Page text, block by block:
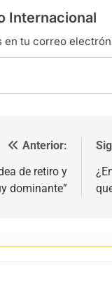
Internacional
en tu correo
Anterior:
de retiro y
dominante”